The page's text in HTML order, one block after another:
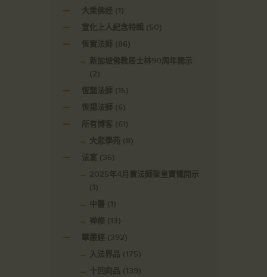
大乘佛经 (1)
宣化上人紀念特輯 (50)
恆實法師 (86)
新加坡佛教居士林90周年開示
(2)
恆懿法師 (15)
恆揚法師 (6)
所有博客 (61)
大悲學苑 (8)
法宴 (36)
2025年4月實法師梁皇寶懺開示
(1)
中醫 (1)
禅修 (13)
華嚴經 (392)
入法界品 (175)
十回向品 (139)